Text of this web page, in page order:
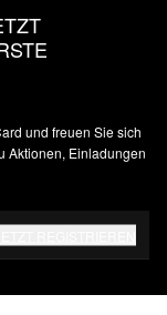
und freuen Sie sich
Aktionen, Einladungen